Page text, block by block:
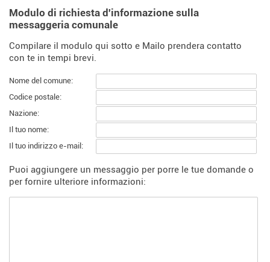
Modulo di richiesta d'informazione sulla
messaggeria comunale
Compilare il modulo qui sotto e Mailo prendera contatto
con te in tempi brevi.
Nome del comune:
Codice postale:
Nazione:
Il tuo nome:
Il tuo indirizzo e-mail:
Puoi aggiungere un messaggio per porre le tue domande o
per fornire ulteriore informazioni: